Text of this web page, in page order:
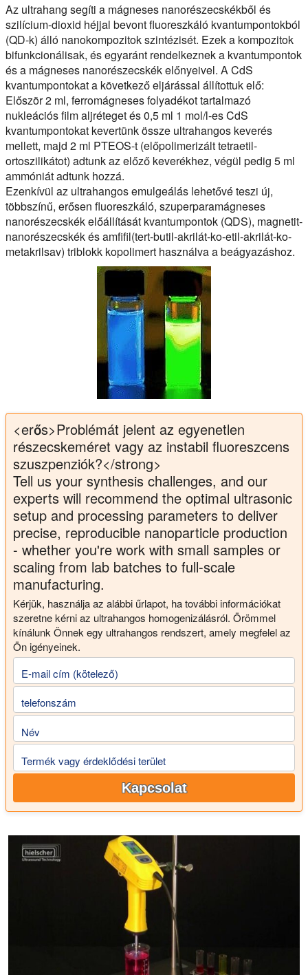
Az ultrahang segíti a mágneses nanorészecskékből és
szilícium-dioxid héjjal bevont fluoreszkáló kvantumpontokból
(QD-k) álló nanokompozitok szintézisét. Ezek a kompozitok
bifunkcionálisak, és egyaránt rendelkeznek a kvantumpontok
és a mágneses nanorészecskék előnyeivel. A CdS
kvantumpontokat a következő eljárással állítottuk elő:
Először 2 ml, ferromágneses folyadékot tartalmazó
nukleációs film aljréteget és 0,5 ml 1 mol/l-es CdS
kvantumpontokat kevertünk össze ultrahangos keverés
mellett, majd 2 ml PTEOS-t (előpolimerizált tetraetil-
ortoszilikátot) adtunk az előző keverékhez, végül pedig 5 ml
ammóniát adtunk hozzá.
Ezenkívül az ultrahangos emulgeálás lehetővé teszi új,
többszínű, erősen fluoreszkáló, szuperparamágneses
nanorészecskék előállítását kvantumpontok (QDS), magnetit-
nanorészecskék és amfifil(tert-butil-akrilát-ko-etil-akrilát-ko-
metakrilsav) triblokk kopolimert használva a beágyazáshoz.
<erős>Problémát jelent az egyenetlen
részecskeméret vagy az instabil fluoreszcens
szuszpenziók?</strong>
Tell us your synthesis challenges, and our
experts will recommend the optimal ultrasonic
setup and processing parameters to deliver
precise, reproducible nanoparticle production
- whether you're work with small samples or
scaling from lab batches to full-scale
manufacturing.
Kérjük, használja az alábbi űrlapot, ha további információkat
szeretne kérni az ultrahangos homogenizálásról. Örömmel
kínálunk Önnek egy ultrahangos rendszert, amely megfelel az
Ön igényeinek.
E-mail cím (kötelező)
telefonszám
Név
Termék vagy érdeklődési terület
Kapcsolat